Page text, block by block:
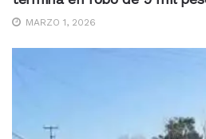
MARZO 1, 2026